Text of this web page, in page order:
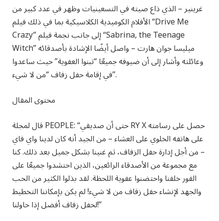
غرينير – الذي ذاع صيته في التسعينيات وظهر في عدد كبير من
الأفلام الكوميدية الكلاسيكية بما في ذلك فيلم “Drive Me
Crazy” إلى جانب نجمة فيلم “Sabrina, the Teenage
Witch” ميليسا جوان هارت – واصل أيضًا الإشادة بأصدقائه
وعائلته وأشار إلى أن ضيوفه جميعًا “تبنوا العفوية” حيث ساعدوا
في إقامة حفل زفاف “من لا شيء”.
محتوى المقال
قال لمجلة PEOPLE: “حتى أن صديقي RY X حصل على رسامته
على هاتفه الخلوي على العشاء – من الجيد أنه كان لدينا واي فاي
– من أجل إدارة حفل الزفاف، ثم غنينا بشكل جميل بعد ذلك. كنا
مع مجموعة من الأصدقاء الرائعين، الذين احتشدوا جميعًا على
الفور خلفنا واحتضنوا عفوية اللحظة. لقد بذلوا الكثير من الحب
والجهد لإنشاء حفل زفاف من لا شيء! لم يكن بإمكاننا التخطيط
لحفل زفاف أفضل إذا حاولنا!”